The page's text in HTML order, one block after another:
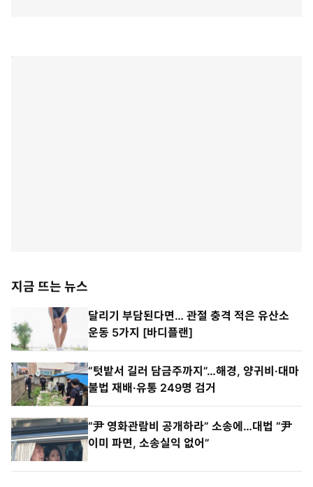
지금 뜨는 뉴스
달리기 부담된다면… 관절 충격 적은 유산소
운동 5가지 [바디플랜]
“텃밭서 길러 담금주까지”…해경, 양귀비·대마
불법 재배·유통 249명 검거
“尹 영화관람비 공개하라” 소송에…대법 “尹
이미 파면, 소송실익 없어”